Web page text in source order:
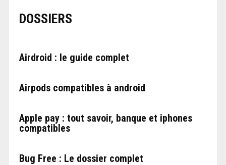
DOSSIERS
Airdroid : le guide complet
Airpods compatibles à android
Apple pay : tout savoir, banque et iphones
compatibles
Bug Free : Le dossier complet